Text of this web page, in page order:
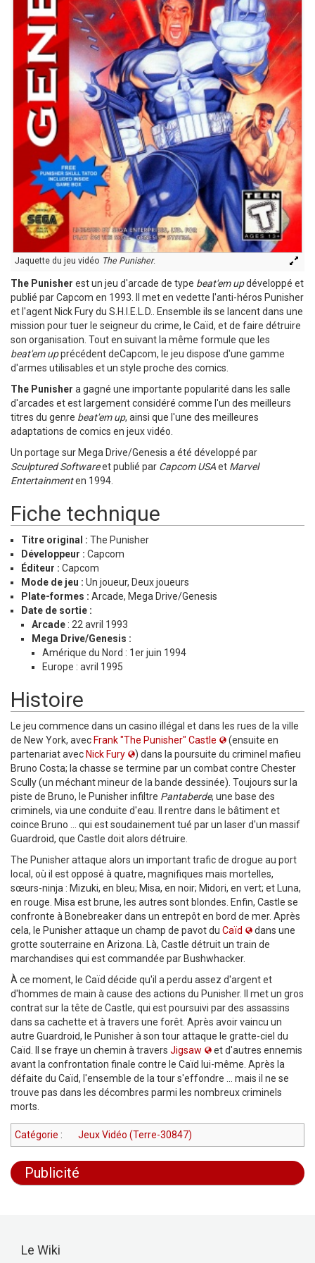
Jaquette du jeu vidéo The Punisher.
The Punisher est un jeu d'arcade de type beat'em updéveloppé et
publié par Capcom en 1993. Il met en vedette l'anti-héros Punisher
et l'agent Nick Fury du S.H.I.E.L.D.. Ensemble ils se lancent dans une
mission pour tuer le seigneur du crime, le Caïd, et de faire détruire
son organisation. Tout en suivant la même formule que les
beat'em upprécédent deCapcom, le jeu dispose d'une gamme
d'armes utilisables et un style proche des comics.
The Punisher a gagné une importante popularité dans les salle
d'arcades et est largement considéré comme l'un des meilleurs
titres du genre beat'em up, ainsi que l'une des meilleures
adaptations de comics en jeux vidéo.
Un portage sur Mega Drive/Genesis a été développé par
Sculptured Softwareet publié par Capcom USAet Marvel
Entertainmenten 1994.
Fiche technique
Titre original : The Punisher
Développeur : Capcom
Éditeur : Capcom
Mode de jeu : Un joueur, Deux joueurs
Plate-formes : Arcade, Mega Drive/Genesis
Date de sortie :
Arcade : 22 avril 1993
Mega Drive/Genesis :
Amérique du Nord : 1er juin 1994
Europe : avril 1995
Histoire
Le jeu commence dans un casino illégal et dans les rues de la ville
de New York, avec Frank "The Punisher" Castle
(ensuite en
partenariat avec Nick Fury
) dans la poursuite du criminel mafieu
Bruno Costa; la chasse se termine par un combat contre Chester
Scully (un méchant mineur de la bande dessinée). Toujours sur la
piste de Bruno, le Punisher infiltre Pantaberde, une base des
criminels, via une conduite d'eau. Il rentre dans le bâtiment et
coince Bruno ... qui est soudainement tué par un laser d'un massif
Guardroid, que Castle doit alors détruire.
The Punisher attaque alors un important trafic de drogue au port
local, où il est opposé à quatre, magnifiques mais mortelles,
sœurs-ninja : Mizuki, en bleu; Misa, en noir; Midori, en vert; et Luna,
en rouge. Misa est brune, les autres sont blondes. Enfin, Castle se
confronte à Bonebreaker dans un entrepôt en bord de mer. Après
cela, le Punisher attaque un champ de pavot du Caïd
dans une
grotte souterraine en Arizona. Là, Castle détruit un train de
marchandises qui est commandée par Bushwhacker.
À ce moment, le Caïd décide qu'il a perdu assez d'argent et
d'hommes de main à cause des actions du Punisher. Il met un gros
contrat sur la tête de Castle, qui est poursuivi par des assassins
dans sa cachette et à travers une forêt. Après avoir vaincu un
autre Guardroid, le Punisher à son tour attaque le gratte-ciel du
Caïd. Il se fraye un chemin à travers Jigsaw
et d'autres ennemis
avant la confrontation finale contre le Caïd lui-même. Après la
défaite du Caïd, l'ensemble de la tour s'effondre ... mais il ne se
trouve pas dans les décombres parmi les nombreux criminels
morts.
Catégorie : Jeux Vidéo (Terre-30847)
Publicité
Le Wiki